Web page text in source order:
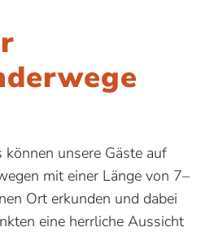
unsere Gäste auf
mit einer Länge von 7–
Ort erkunden und dabei
eine herrliche Aussicht